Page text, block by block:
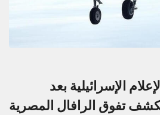
الإسرائيلية بعد
تفوق الرافال المصرية